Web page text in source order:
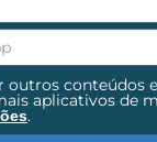
outros conteúdos
aplicativos de
.